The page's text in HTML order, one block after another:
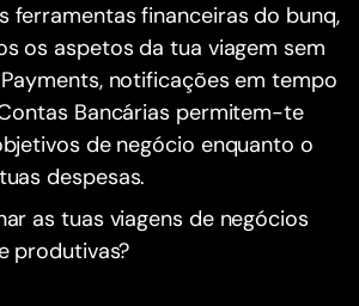
ferramentas financeiras do bunq,
os aspetos da tua viagem sem
notificações em tempo
Bancárias permitem-te
de negócio enquanto o
despesas.
as tuas viagens de negócios
produtivas?